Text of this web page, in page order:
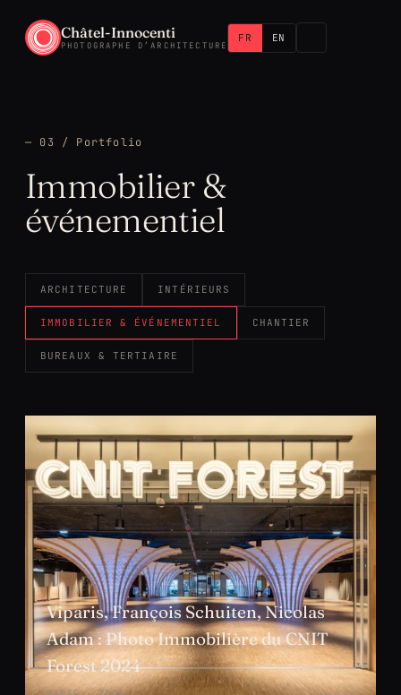
Châtel-Innocenti
PHOTOGRAPHE D’ARCHITECTURE
FR EN
— 03 / Portfolio
Immobilier &
événementiel
ARCHITECTURE INTÉRIEURS
IMMOBILIER & ÉVÉNEMENTIEL CHANTIER
BUREAUX & TERTIAIRE
Viparis, François Schuiten, Nicolas
Adam : Photo Immobilière du CNIT
Forest 2024